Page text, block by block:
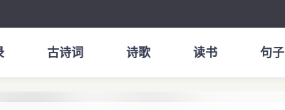
古诗词 诗歌 读书 句子